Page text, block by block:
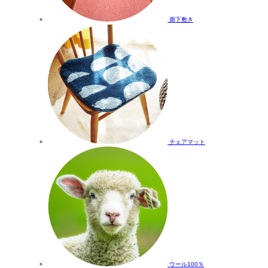
廊下敷き
チェアマット
ウール100％